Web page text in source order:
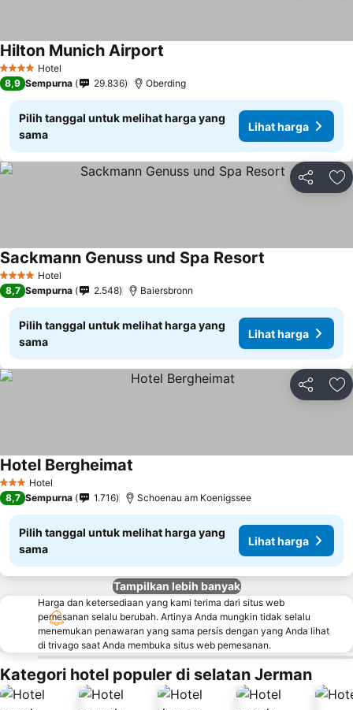
4 BintangHotel
Hilton Munich Airport
8,9 Sempurna 29.836 Oberding
Pilih tanggal untuk melihat harga yang
sama
Lihat harga
Bagikan
4 BintangHotel
Sackmann Genuss und Spa Resort
8,7 Sempurna 2.548 Baiersbronn
Pilih tanggal untuk melihat harga yang
sama
Lihat harga
Bagikan
3 BintangHotel
Hotel Bergheimat
8,7 Sempurna 1.716 Schoenau am Koenigssee
Pilih tanggal untuk melihat harga yang
sama
Lihat harga
Tampilkan lebih banyak
Harga dan ketersediaan yang kami terima dari situs web
pemesanan selalu berubah. Artinya Anda mungkin tidak selalu
menemukan penawaran yang sama persis dengan yang Anda lihat
di trivago saat Anda membuka situs web pemesanan.
Kategori hotel populer di selatan Jerman